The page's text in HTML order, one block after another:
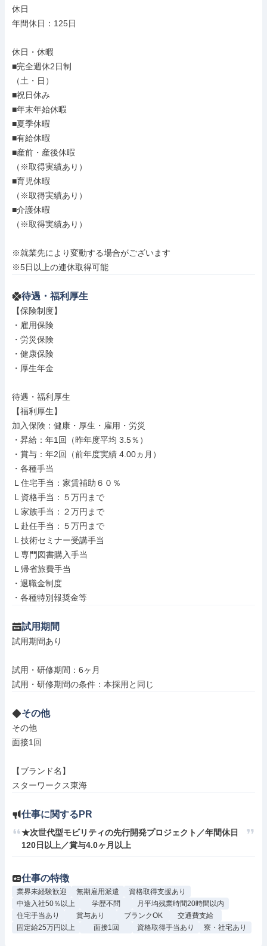
休日
年間休日：125日
休日・休暇
■完全週休2日制
（土・日）
■祝日休み
■年末年始休暇
■夏季休暇
■有給休暇
■産前・産後休暇
（※取得実績あり）
■育児休暇
（※取得実績あり）
■介護休暇
（※取得実績あり）
※就業先により変動する場合がございます
※5日以上の連休取得可能
待遇・福利厚生
【保険制度】
・雇用保険
・労災保険
・健康保険
・厚生年金
待遇・福利厚生
【福利厚生】
加入保険：健康・厚生・雇用・労災
・昇給：年1回（昨年度平均 3.5％）
・賞与：年2回（前年度実績 4.00ヵ月）
・各種手当
・退職金制度
・各種特別報奨金等
試用期間
試用期間あり
試用・研修期間：6ヶ月
その他
その他
面接1回
【ブランド名】
スターワークス東海
仕事に関するPR
★次世代型モビリティの先行開発プロジェクト／年間休日
120日以上／賞与4.0ヶ月以上
仕事の特徴
業界未経験歓迎 無期雇用派遣
資格取得支援あり
中途入社50％以上
学歴不問
月平均残業時間20時間以内
住宅手当あり
賞与あり ブランクOK
交通費支給
固定給25万円以上
面接1回 資格取得手当あり 寮・社宅あり